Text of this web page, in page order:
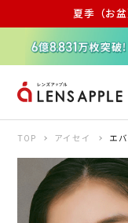
夏季（お
アキ
TOP アイセイ エ